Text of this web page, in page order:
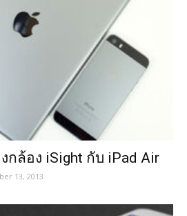
กล้อง iSight กับ iPad Air
13, 2013